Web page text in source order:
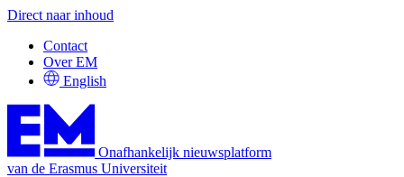
Direct naar inhoud
Contact
Over EM
English
Onafhankelijk nieuwsplatform
van de Erasmus Universiteit